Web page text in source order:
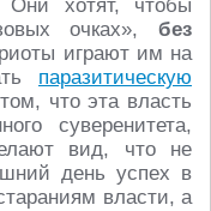
Они хотят, чтобы
очках», без
играют им на
паразитическую
что эта власть
суверенитета,
вид, что не
день успех в
власти, а